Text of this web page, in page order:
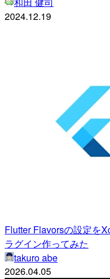
2024.12.19
Flutter Flavorsの設定を
ラグイン作ってみた
takuro abe
2026.04.05